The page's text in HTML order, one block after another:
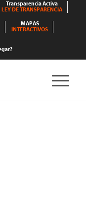
Transparencia Activa
LEY DE TRANSPARENCIA
MAPAS
INTERACTIVOS